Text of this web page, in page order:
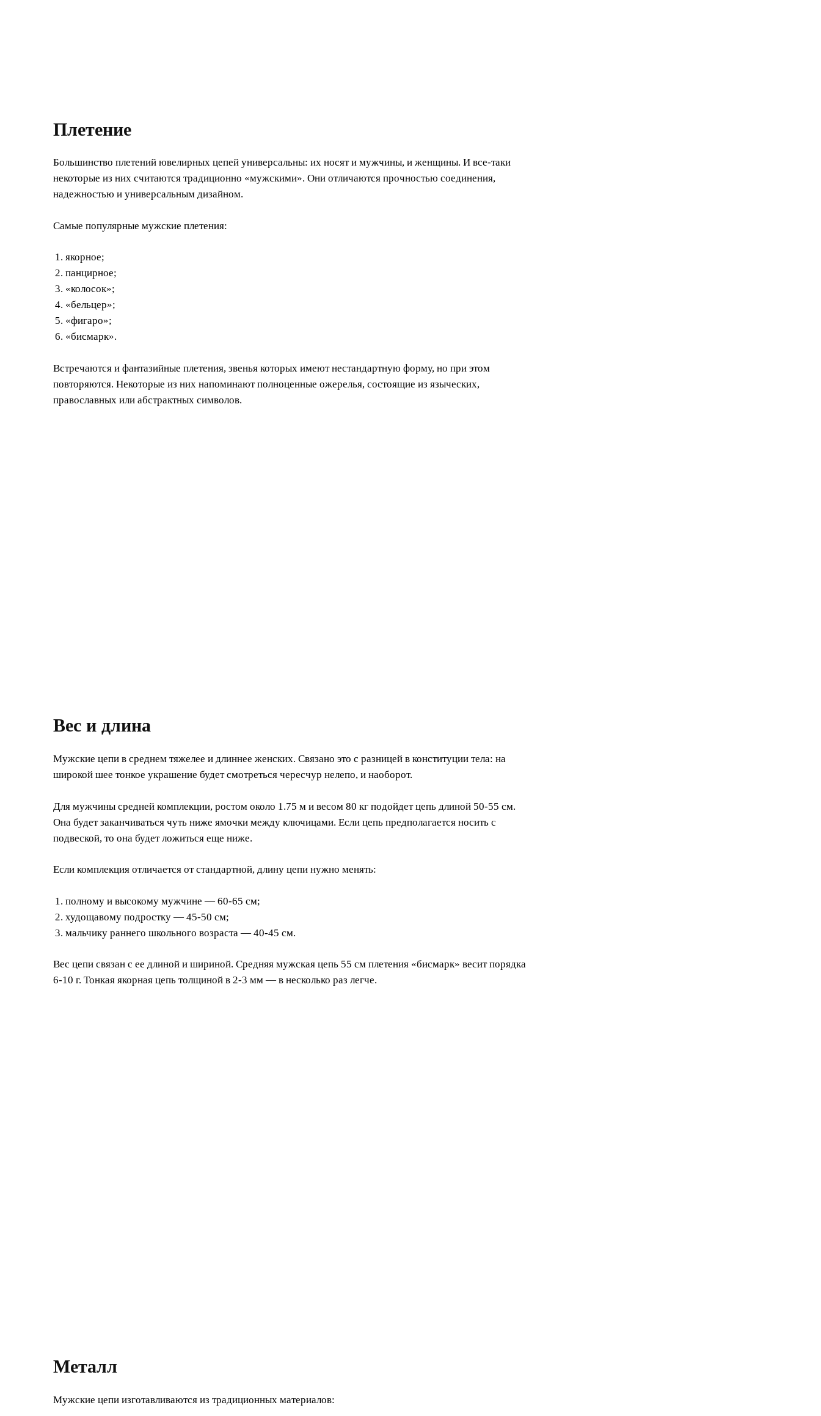
Плетение
Большинство плетений ювелирных цепей универсальны: их носят и мужчины, и женщины. И все-таки
некоторые из них считаются традиционно «мужскими». Они отличаются прочностью соединения,
надежностью и универсальным дизайном.
Самые популярные мужские плетения:
якорное;
панцирное;
«колосок»;
«бельцер»;
«фигаро»;
«бисмарк».
Встречаются и фантазийные плетения, звенья которых имеют нестандартную форму, но при этом
повторяются. Некоторые из них напоминают полноценные ожерелья, состоящие из языческих,
православных или абстрактных символов.
Вес и длина
Мужские цепи в среднем тяжелее и длиннее женских. Связано это с разницей в конституции тела: на
широкой шее тонкое украшение будет смотреться чересчур нелепо, и наоборот.
Для мужчины средней комплекции, ростом около 1.75 м и весом 80 кг подойдет цепь длиной 50-55 см.
Она будет заканчиваться чуть ниже ямочки между ключицами. Если цепь предполагается носить с
подвеской, то она будет ложиться еще ниже.
Если комплекция отличается от стандартной, длину цепи нужно менять:
полному и высокому мужчине — 60-65 см;
худощавому подростку — 45-50 см;
мальчику раннего школьного возраста — 40-45 см.
Вес цепи связан с ее длиной и шириной. Средняя мужская цепь 55 см плетения «бисмарк» весит порядка
6-10 г. Тонкая якорная цепь толщиной в 2-3 мм — в несколько раз легче.
Металл
Мужские цепи изготавливаются из традиционных материалов: